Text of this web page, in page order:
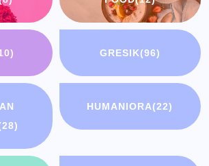
GRESIK(96)
HUMANIORA(22)